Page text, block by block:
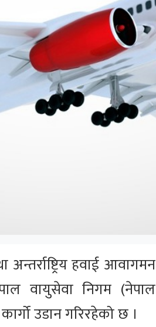
हवाई आवागमन
वायुसेवा निगम (नेपाल
उडान गरिरहेको छ ।